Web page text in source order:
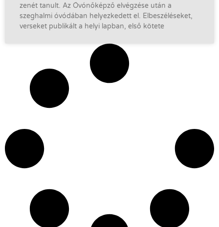
zenét tanult. Az Óvónőképző elvégzése után a
szeghalmi óvódában helyezkedett el. Elbeszéléseket,
verseket publikált a helyi lapban, első kötete